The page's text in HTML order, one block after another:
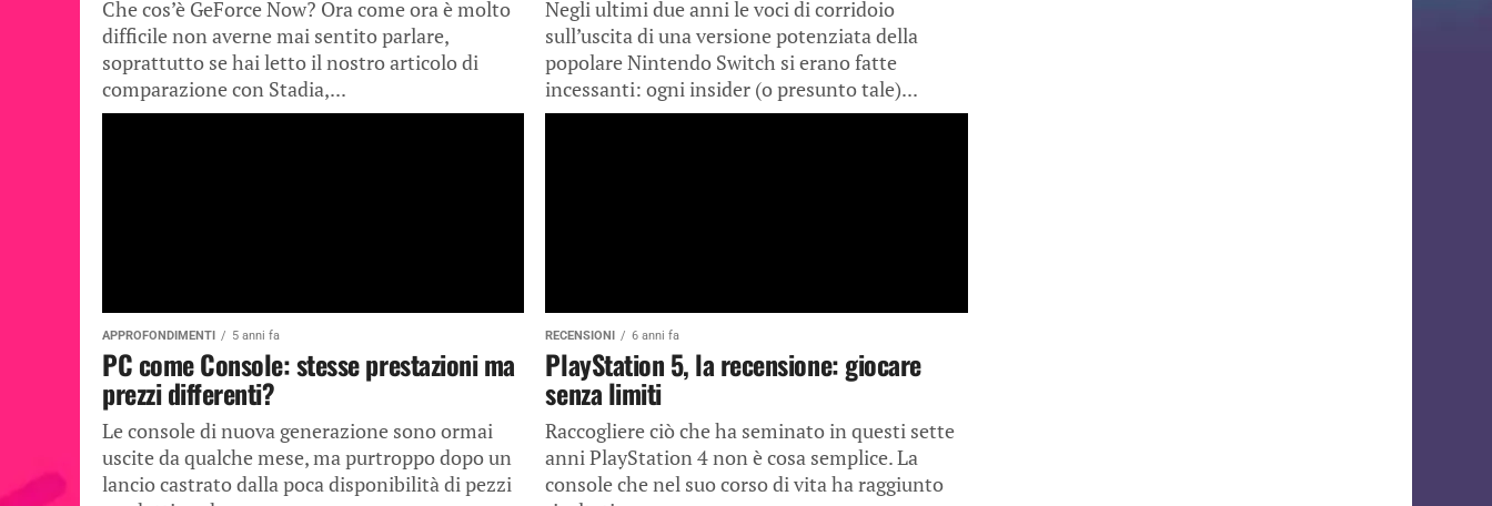
Che cos’è GeForce Now? Ora come ora è molto
difficile non averne mai sentito parlare,
soprattutto se hai letto il nostro articolo di
comparazione con Stadia,...
Negli ultimi due anni le voci di corridoio
sull’uscita di una versione potenziata della
popolare Nintendo Switch si erano fatte
incessanti: ogni insider (o presunto tale)...
APPROFONDIMENTI 5 anni fa
PC come Console: stesse prestazioni ma
prezzi differenti?
Le console di nuova generazione sono ormai
uscite da qualche mese, ma purtroppo dopo un
lancio castrato dalla poca disponibilità di pezzi
RECENSIONI 6 anni fa
PlayStation 5, la recensione: giocare
senza limiti
Raccogliere ciò che ha seminato in questi sette
anni PlayStation 4 non è cosa semplice. La
console che nel suo corso di vita ha raggiunto